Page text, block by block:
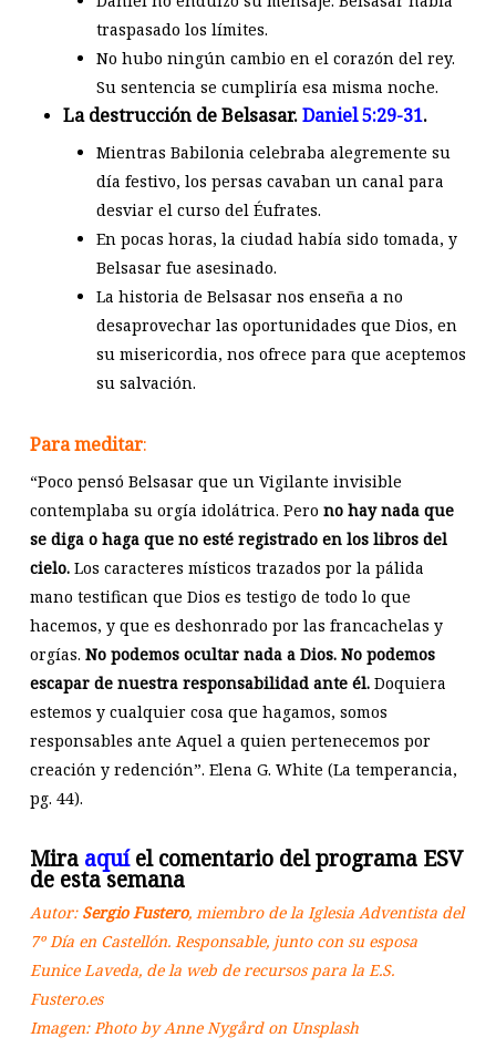
traspasado los límites.
No hubo ningún cambio en el corazón del rey.
Su sentencia se cumpliría esa misma noche.
La destrucción de Belsasar.Daniel 5:29-31.
Mientras Babilonia celebraba alegremente su
día festivo, los persas cavaban un canal para
desviar el curso del Éufrates.
En pocas horas, la ciudad había sido tomada, y
Belsasar fue asesinado.
La historia de Belsasar nos enseña a no
desaprovechar las oportunidades que Dios, en
su misericordia, nos ofrece para que aceptemos
su salvación.
Para meditar:
“Poco pensó Belsasar que un Vigilante invisible
contemplaba su orgía idolátrica. Pero no hay nada que
se diga o haga que no esté registrado en los libros del
cielo.Los caracteres místicos trazados por la pálida
mano testifican que Dios es testigo de todo lo que
hacemos, y que es deshonrado por las francachelas y
orgías. No podemos ocultar nada a Dios. No podemos
escapar de nuestra responsabilidad ante él.Doquiera
estemos y cualquier cosa que hagamos, somos
responsables ante Aquel a quien pertenecemos por
creación y redención”. Elena G. White (La temperancia,
pg. 44).
Mira aquíel comentario del programa ESV
de esta semana
Autor:Sergio Fustero, miembro de la Iglesia Adventista del
7º Día en Castellón. Responsable, junto con su esposa
Eunice Laveda, de la web de recursos para la E.S.
Fustero.es
Imagen: Photo byAnne Nygårdon Unsplash